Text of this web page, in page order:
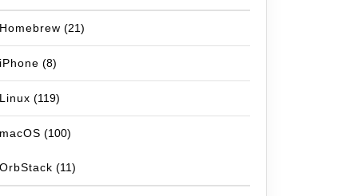
Homebrew (21)
iPhone (8)
Linux (119)
macOS (100)
OrbStack (11)